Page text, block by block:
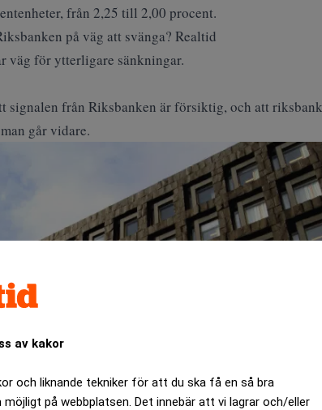
av kakor
och liknande tekniker för att du ska få en så bra
möjligt på webbplatsen. Det innebär att vi lagrar och/eller
från 2,25 till 2,00 procent.
på väg att svänga? Realtid
väg för ytterligare sänkningar.
signalen från Riksbanken är försiktig, och att
går vidare.